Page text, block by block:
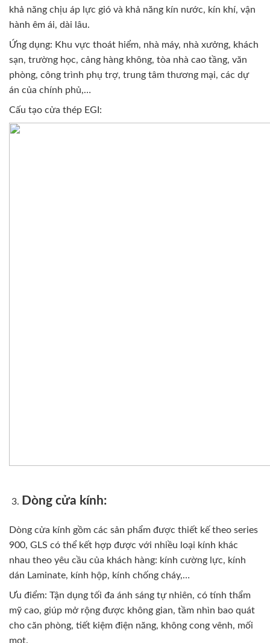
khả năng chịu áp lực gió và khả năng kín nước, kín khí, vận
hành êm ái, dài lâu.
Ứng dụng: Khu vực thoát hiểm, nhà máy, nhà xưởng, khách
sạn, trường học, cảng hàng không, tòa nhà cao tầng, văn
phòng, công trình phụ trợ, trung tâm thương mại, các dự
án của chính phủ,…
Cấu tạo cửa thép EGI:
Dòng cửa kính:
Dòng cửa kính gồm các sản phẩm được thiết kế theo series
900, GLS có thể kết hợp được với nhiều loại kính khác
nhau theo yêu cầu của khách hàng: kính cường lực, kính
dán Laminate, kính hộp, kính chống cháy,…
Ưu điểm: Tận dụng tối đa ánh sáng tự nhiên, có tính thẩm
mỹ cao, giúp mở rộng được không gian, tầm nhìn bao quát
cho căn phòng, tiết kiệm điện năng, không cong vênh, mối
mọt.